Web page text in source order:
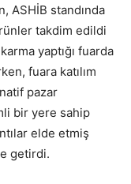
ASHİB standında
takdim edildi
yaptığı fuarda
fuara katılım
pazar
bir yere sahip
elde etmiş
getirdi.